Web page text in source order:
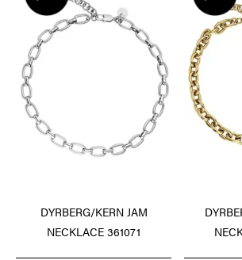
DYRBERG/KERN JAM
NECKLACE 361071